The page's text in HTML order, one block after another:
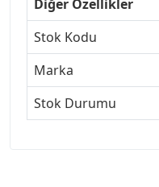
Diğer Özellikler
Stok Kodu
Marka
Stok Durumu